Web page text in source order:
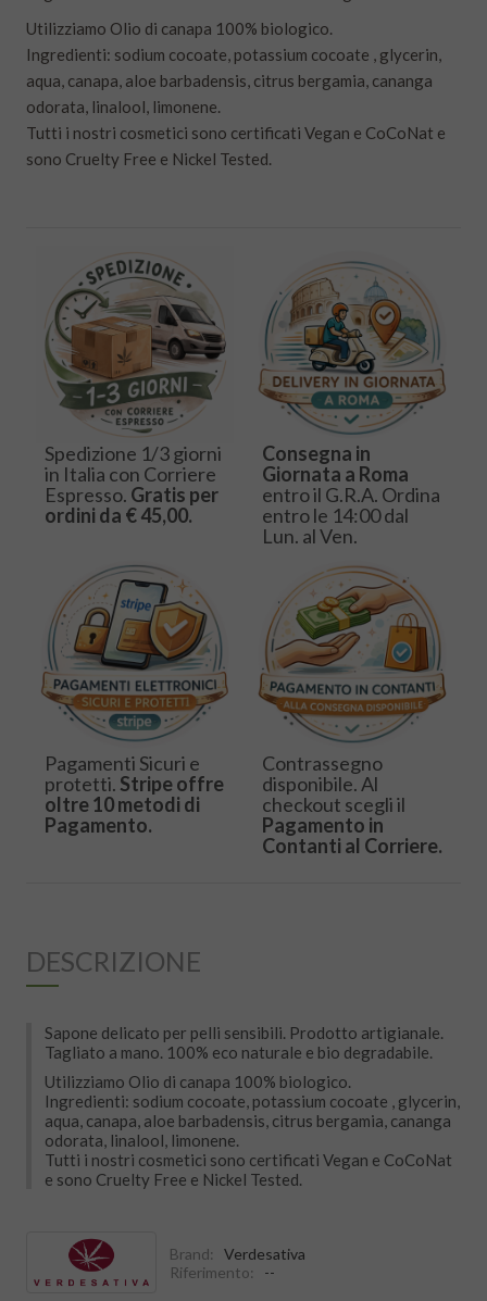
Utilizziamo Olio di canapa 100% biologico.
Ingredienti: sodium cocoate, potassium cocoate , glycerin,
aqua, canapa, aloe barbadensis, citrus bergamia, cananga
odorata, linalool, limonene.
Tutti i nostri cosmetici sono certificati Vegan e CoCoNat e
sono Cruelty Free e Nickel Tested.
Spedizione 1/3 giorni
in Italia con Corriere
Espresso. Gratis per
ordini da € 45,00.
Consegna in
Giornata a Roma
entro il G.R.A. Ordina
entro le 14:00 dal
Lun. al Ven.
Pagamenti Sicuri e
protetti. Stripe offre
oltre 10 metodi di
Pagamento.
Contrassegno
disponibile. Al
checkout scegli il
Pagamento in
Contanti al Corriere.
DESCRIZIONE
Sapone delicato per pelli sensibili. Prodotto artigianale.
Tagliato a mano. 100% eco naturale e bio degradabile.
Utilizziamo Olio di canapa 100% biologico.
Ingredienti: sodium cocoate, potassium cocoate , glycerin,
aqua, canapa, aloe barbadensis, citrus bergamia, cananga
odorata, linalool, limonene.
Tutti i nostri cosmetici sono certificati Vegan e CoCoNat
e sono Cruelty Free e Nickel Tested.
Brand:
Verdesativa
Riferimento:
--